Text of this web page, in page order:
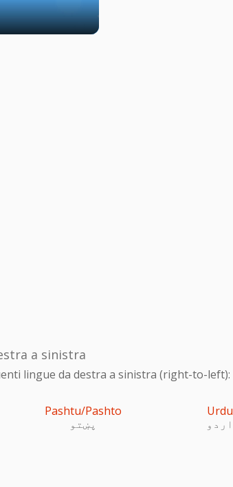
a sinistra
lingue da destra a sinistra (right-to-left):
Pashtu/Pashto
پښتو
Urdu
اردو